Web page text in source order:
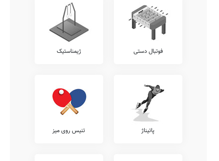
فوتبال دستی ژیمناستیک
پاتیناژ تنیس روی میز